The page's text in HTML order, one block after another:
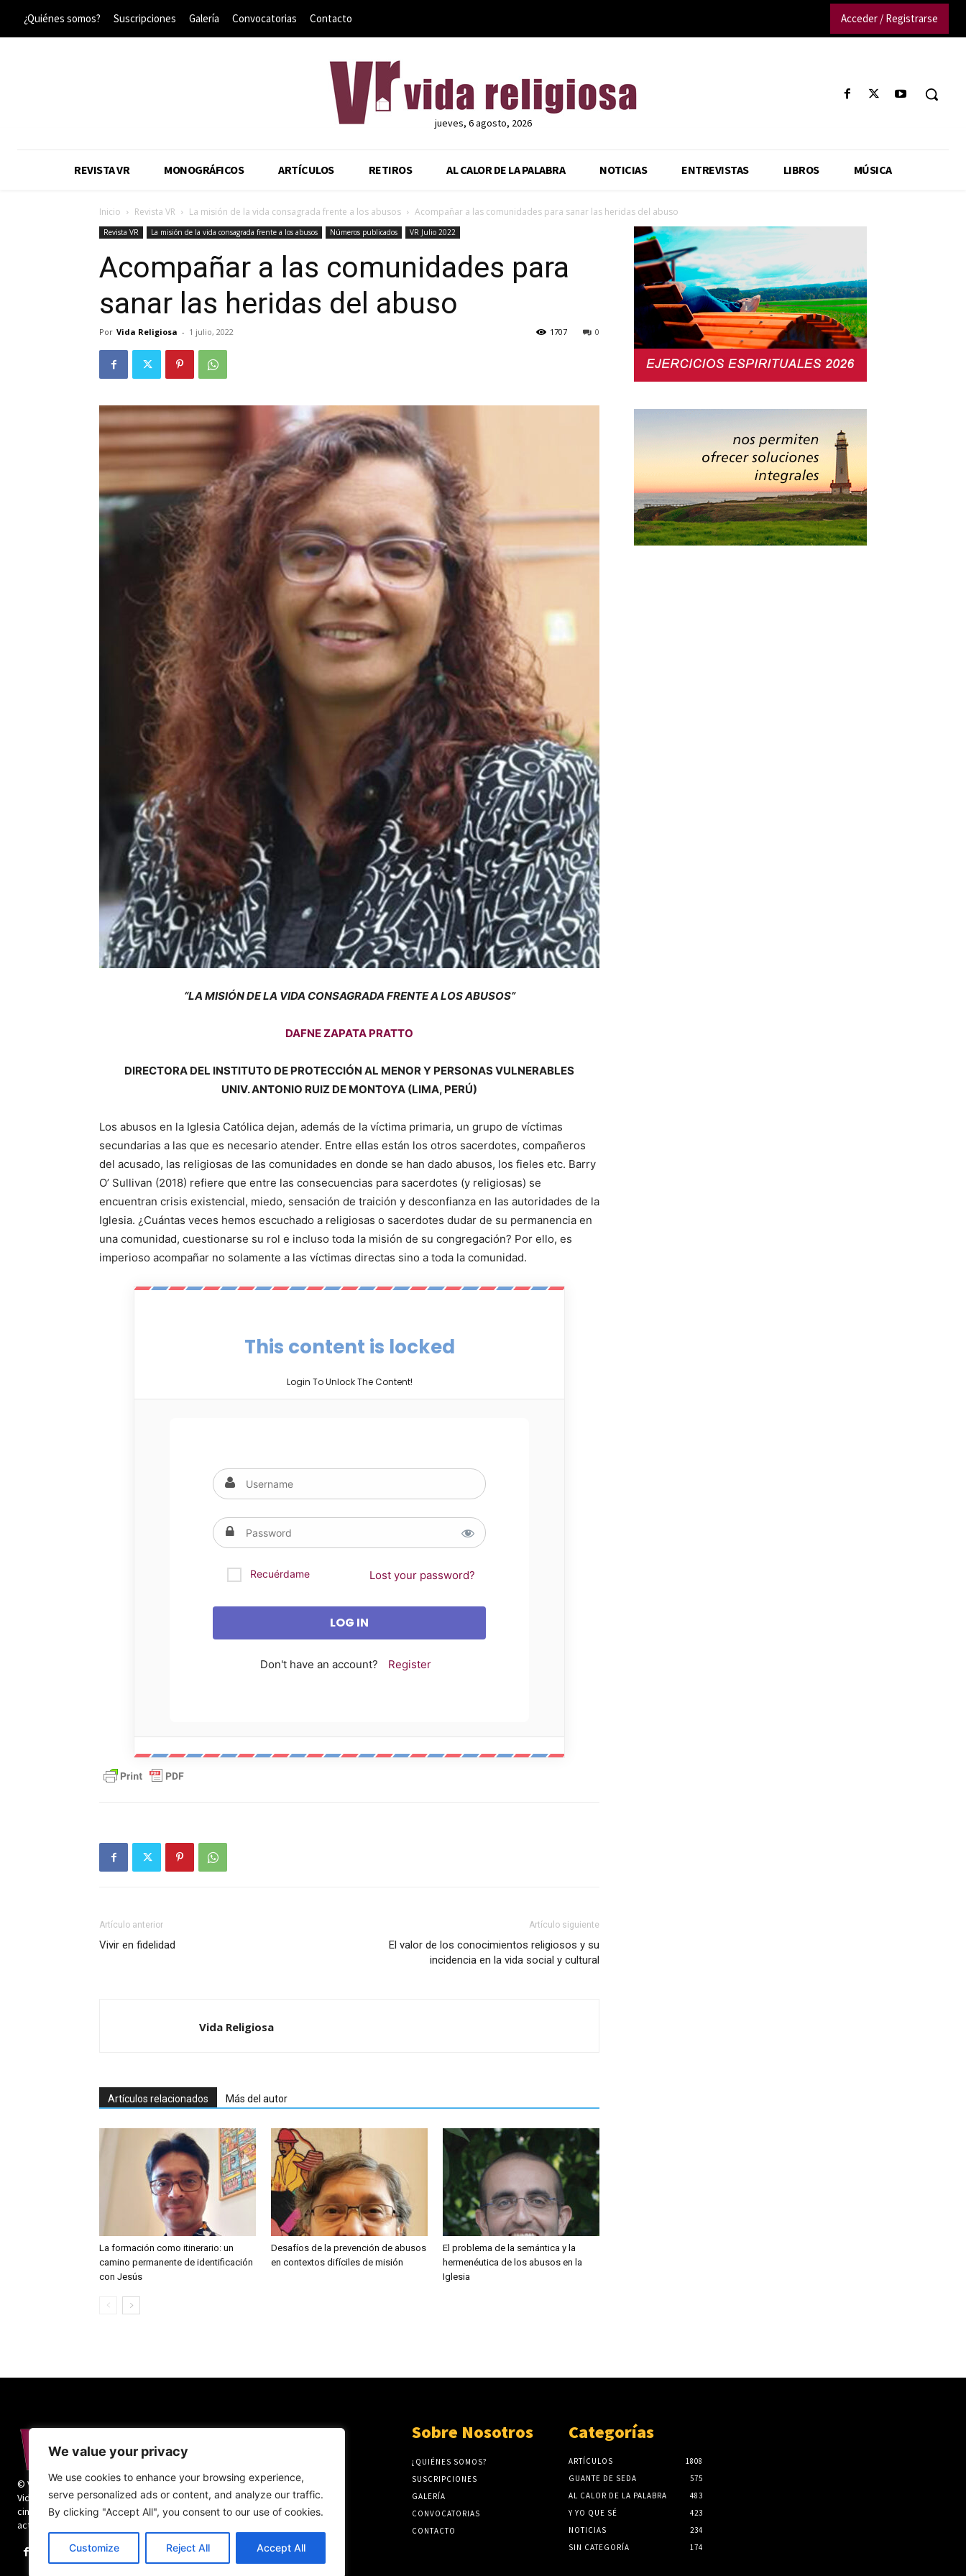
We value your privacy
We use cookies to enhance your browsing experience,
serve personalized ads or content, and analyze our traffic.
By clicking "Accept All", you consent to our use of cookies.
Customize Reject All Accept All
¿Quiénes somos? Suscripciones Galería Convocatorias Contacto Acceder / Registrarse
jueves, 6 agosto, 2026
REVISTA VR MONOGRÁFICOS ARTÍCULOS RETIROS AL CALOR DE LA PALABRA NOTICIAS ENTREVISTAS LIBROS MÚSICA
Inicio Revista VR La misión de la vida consagrada frente a los abusos Acompañar a las comunidades para sanar las heridas del abuso
Revista VR La misión de la vida consagrada frente a los abusos Números publicados VR Julio 2022
Acompañar a las comunidades para
sanar las heridas del abuso
Por Vida Religiosa - 1 julio, 2022 0
1707
“LA MISIÓN DE LA VIDA CONSAGRADA FRENTE A LOS ABUSOS”
DAFNE ZAPATA PRATTO
DIRECTORA DEL INSTITUTO DE PROTECCIÓN AL MENOR Y PERSONAS VULNERABLES
UNIV. ANTONIO RUIZ DE MONTOYA (LIMA, PERÚ)
Los abusos en la Iglesia Católica dejan, además de la víctima primaria, un grupo de víctimas
secundarias a las que es necesario atender. Entre ellas están los otros sacerdotes, compañeros
del acusado, las religiosas de las comunidades en donde se han dado abusos, los fieles etc. Barry
O’ Sullivan (2018) refiere que entre las consecuencias para sacerdotes (y religiosas) se
encuentran crisis existencial, miedo, sensación de traición y desconfianza en las autoridades de la
Iglesia. ¿Cuántas veces hemos escuchado a religiosas o sacerdotes dudar de su permanencia en
una comunidad, cuestionarse su rol e incluso toda la misión de su congregación? Por ello, es
imperioso acompañar no solamente a las víctimas directas sino a toda la comunidad.
This content is locked
Login To Unlock The Content!
Recuérdame Lost your password?
Don't have an account? Register
Artículo anterior
Vivir en fidelidad
Artículo siguiente
El valor de los conocimientos religiosos y su
incidencia en la vida social y cultural
Vida Religiosa
Artículos relacionados Más del autor
La formación como itinerario: un
camino permanente de identificación
con Jesús
Desafíos de la prevención de abusos
en contextos difíciles de misión
El problema de la semántica y la
hermenéutica de los abusos en la
Iglesia
© Vida Religiosa. Todos los derechos reservados.
Vida Religiosa es una revista mensual y además
cinco números monográficos sobre teología y
actualidad de la vida religiosa.
Sobre Nosotros
¿QUIÉNES SOMOS?
SUSCRIPCIONES
GALERÍA
CONVOCATORIAS
CONTACTO
Categorías
ARTÍCULOS
1808
GUANTE DE SEDA
575
AL CALOR DE LA PALABRA
483
Y YO QUE SÉ
423
NOTICIAS
234
SIN CATEGORÍA
174